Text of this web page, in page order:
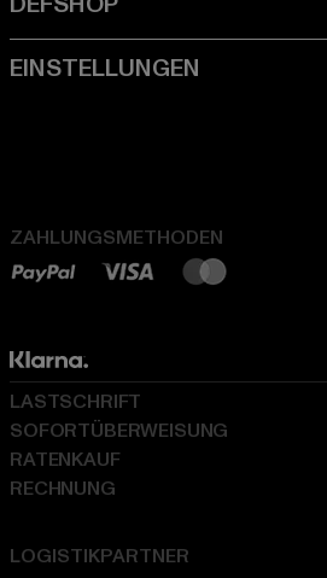
ZAHLUNGSMETHODEN
LOGISTIKPARTNER
LASTSCHRIFT
SOFORTÜBERWEISUNG
RATENKAUF
RECHNUNG